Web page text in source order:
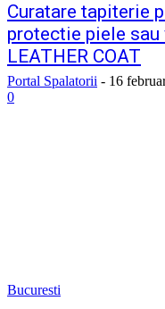
Curatare tapiterie
protectie piele sau
LEATHER COAT
Portal Spalatorii - 16
0
Bucuresti